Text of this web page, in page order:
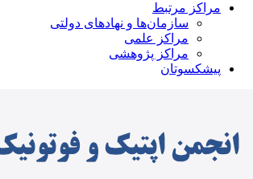
مراکز مرتبط
سازمان‌ها و نهادهای دولتی
مراکز علمی
مراکز پژوهشی
پیشکسوتان